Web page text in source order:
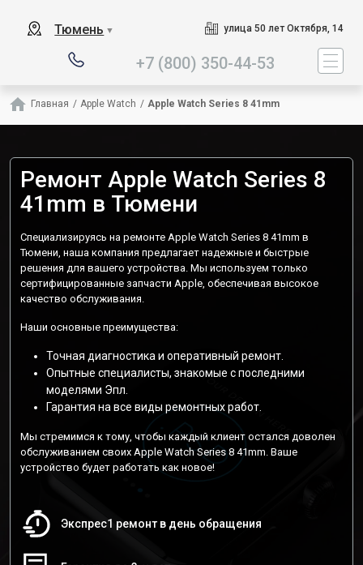
Тюмень ▼ улица 50 лет Октября, 14
+7 (800) 350-44-53
Главная / Apple Watch / Apple Watch Series 8 41mm
Ремонт Apple Watch Series 8
41mm в Тюмени
Специализируясь на ремонте Apple Watch Series 8 41mm в
Тюмени, наша компания предлагает надежные и быстрые
решения для вашего устройства. Мы используем только
сертифицированные запчасти Apple, обеспечивая высокое
качество обслуживания.
Наши основные преимущества:
Точная диагностика и оперативный ремонт.
Опытные специалисты, знакомые с последними
моделями Эпл.
Гарантия на все виды ремонтных работ.
Мы стремимся к тому, чтобы каждый клиент остался доволен
обслуживанием своих Apple Watch Series 8 41mm. Ваше
устройство будет работать как новое!
Экспрес1 ремонт в день обращения